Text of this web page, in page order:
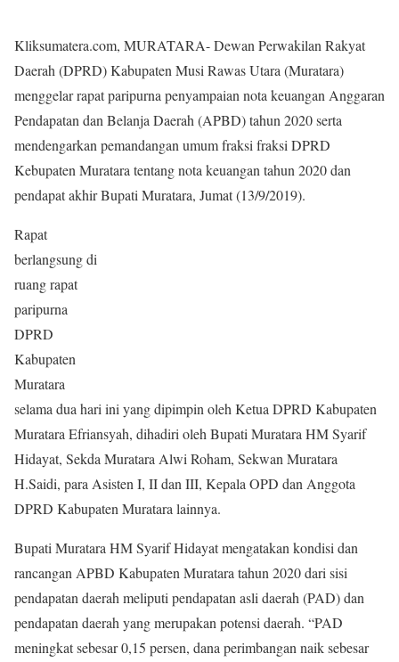
Kliksumatera.com, MURATARA- Dewan Perwakilan Rakyat
Daerah (DPRD) Kabupaten Musi Rawas Utara (Muratara)
menggelar rapat paripurna penyampaian nota keuangan Anggaran
Pendapatan dan Belanja Daerah (APBD) tahun 2020 serta
mendengarkan pemandangan umum fraksi fraksi DPRD
Kebupaten Muratara tentang nota keuangan tahun 2020 dan
pendapat akhir Bupati Muratara, Jumat (13/9/2019).
Rapat
berlangsung di
ruang rapat
paripurna
DPRD
Kabupaten
Muratara
selama dua hari ini yang dipimpin oleh Ketua DPRD Kabupaten
Muratara Efriansyah, dihadiri oleh Bupati Muratara HM Syarif
Hidayat, Sekda Muratara Alwi Roham, Sekwan Muratara
H.Saidi, para Asisten I, II dan III, Kepala OPD dan Anggota
DPRD Kabupaten Muratara lainnya.
Bupati Muratara HM Syarif Hidayat mengatakan kondisi dan
rancangan APBD Kabupaten Muratara tahun 2020 dari sisi
pendapatan daerah meliputi pendapatan asli daerah (PAD) dan
pendapatan daerah yang merupakan potensi daerah. “PAD
meningkat sebesar 0,15 persen, dana perimbangan naik sebesar